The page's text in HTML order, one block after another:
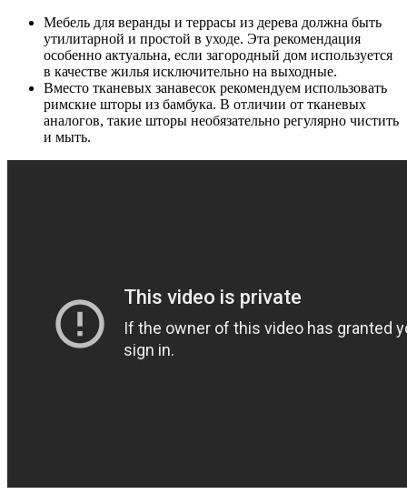
Мебель для веранды и террасы из дерева должна быть
утилитарной и простой в уходе. Эта рекомендация
особенно актуальна, если загородный дом используется
в качестве жилья исключительно на выходные.
Вместо тканевых занавесок рекомендуем использовать
римские шторы из бамбука. В отличии от тканевых
аналогов, такие шторы необязательно регулярно чистить
и мыть.